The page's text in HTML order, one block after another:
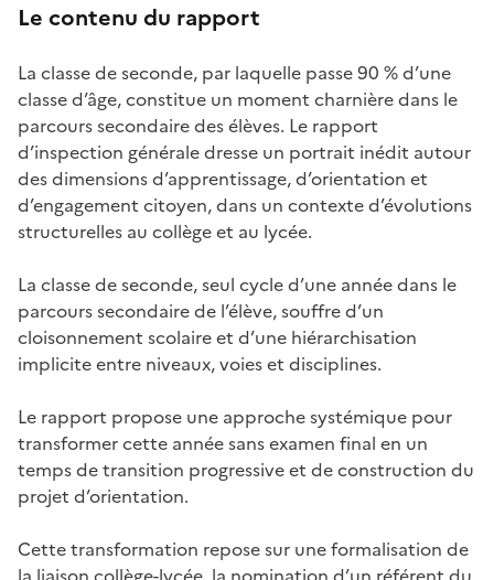
Le contenu du rapport
La classe de seconde, par laquelle passe 90 % d’une
classe d’âge, constitue un moment charnière dans le
parcours secondaire des élèves. Le rapport
d’inspection générale dresse un portrait inédit autour
des dimensions d’apprentissage, d’orientation et
d’engagement citoyen, dans un contexte d’évolutions
structurelles au collège et au lycée.
La classe de seconde, seul cycle d’une année dans le
parcours secondaire de l’élève, souffre d’un
cloisonnement scolaire et d’une hiérarchisation
implicite entre niveaux, voies et disciplines.
Le rapport propose une approche systémique pour
transformer cette année sans examen final en un
temps de transition progressive et de construction du
projet d’orientation.
Cette transformation repose sur une formalisation de